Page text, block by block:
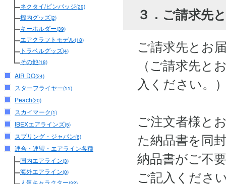
ネクタイ/ピンバッジ(29)
機内グッズ(2)
キーホルダー(39)
エアクラフトモデル(18)
トラベルグッズ(4)
その他(18)
AIR DO(24)
スターフライヤー(11)
Peach(20)
スカイマーク(1)
IBEXエアラインズ(5)
スプリング・ジャパン(6)
連合・連盟・エアライン各種
国内エアライン(3)
海外エアライン(0)
３．ご請求先
ご請求先とお
（ご請求先と
入ください。
ご注文者様と
た納品書を同
納品書がご不
ご記入くださ